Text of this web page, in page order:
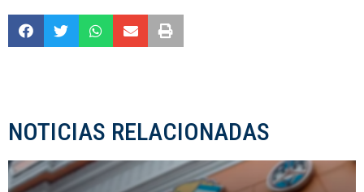
NOTICIAS RELACIONADAS